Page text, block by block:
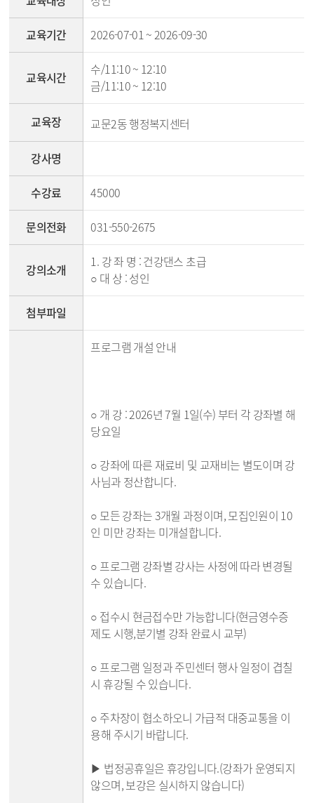
교육기간 2026-07-01 ~ 2026-09-30
교육시간
수/11:10 ~ 12:10
금/11:10 ~ 12:10
교육장 교문2동 행정복지센터
강사명
수강료 45000
문의전화 031-550-2675
강의소개
1. 강 좌 명 : 건강댄스 초급
○ 대 상 : 성인
첨부파일
프로그램 개설 안내
○ 개 강 : 2026년 7월 1일(수) 부터 각 강좌별 해
당요일
○ 강좌에 따른 재료비 및 교재비는 별도이며 강
사님과 정산합니다.
○ 모든 강좌는 3개월 과정이며, 모집인원이 10
인 미만 강좌는 미개설합니다.
○ 프로그램 강좌별 강사는 사정에 따라 변경될
수 있습니다.
○ 접수시 현금접수만 가능합니다(현금영수증
제도 시행,분기별 강좌 완료시 교부)
○ 프로그램 일정과 주민센터 행사 일정이 겹칠
시 휴강될 수 있습니다.
○ 주차장이 협소하오니 가급적 대중교통을 이
용해 주시기 바랍니다.
▶ 법정공휴일은 휴강입니다.(강좌가 운영되지
않으며, 보강은 실시하지 않습니다)